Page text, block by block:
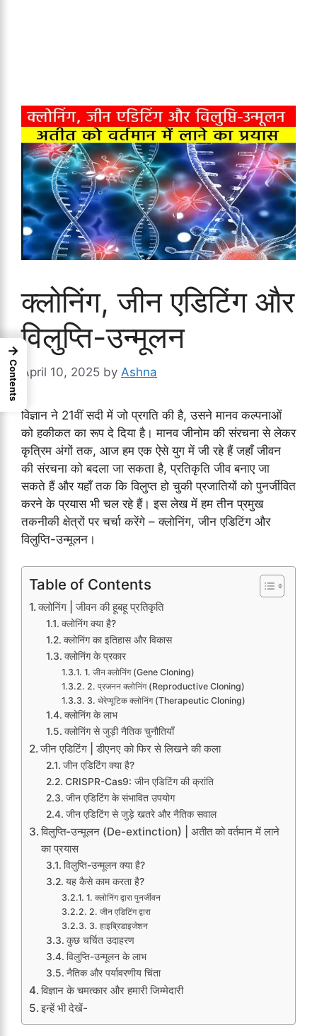
क्लोनिंग, जीन एडिटिंग और
विलुप्ति-उन्मूलन
April 10, 2025 by Ashna
विज्ञान ने 21वीं सदी में जो प्रगति की है, उसने मानव कल्पनाओं
को हकीकत का रूप दे दिया है। मानव जीनोम की संरचना से लेकर
कृत्रिम अंगों तक, आज हम एक ऐसे युग में जी रहे हैं जहाँ जीवन
की संरचना को बदला जा सकता है, प्रतिकृति जीव बनाए जा
सकते हैं और यहाँ तक कि विलुप्त हो चुकी प्रजातियों को पुनर्जीवित
करने के प्रयास भी चल रहे हैं। इस लेख में हम तीन प्रमुख
तकनीकी क्षेत्रों पर चर्चा करेंगे – क्लोनिंग, जीन एडिटिंग और
विलुप्ति-उन्मूलन।
Table of Contents
क्लोनिंग | जीवन की हूबहू प्रतिकृति
क्लोनिंग क्या है?
क्लोनिंग का इतिहास और विकास
क्लोनिंग के प्रकार
1. जीन क्लोनिंग (Gene Cloning)
2. प्रजनन क्लोनिंग (Reproductive Cloning)
3. थेरेप्यूटिक क्लोनिंग (Therapeutic Cloning)
क्लोनिंग के लाभ
क्लोनिंग से जुड़ी नैतिक चुनौतियाँ
जीन एडिटिंग | डीएनए को फिर से लिखने की कला
जीन एडिटिंग क्या है?
CRISPR-Cas9: जीन एडिटिंग की क्रांति
जीन एडिटिंग के संभावित उपयोग
जीन एडिटिंग से जुड़े खतरे और नैतिक सवाल
विलुप्ति-उन्मूलन (De-extinction) | अतीत को वर्तमान में लाने
का प्रयास
विलुप्ति-उन्मूलन क्या है?
यह कैसे काम करता है?
1. क्लोनिंग द्वारा पुनर्जीवन
2. जीन एडिटिंग द्वारा
3. हाइब्रिडाइजेशन
कुछ चर्चित उदाहरण
विलुप्ति-उन्मूलन के लाभ
नैतिक और पर्यावरणीय चिंता
विज्ञान के चमत्कार और हमारी जिम्मेदारी
इन्हें भी देखें-
→
Contents